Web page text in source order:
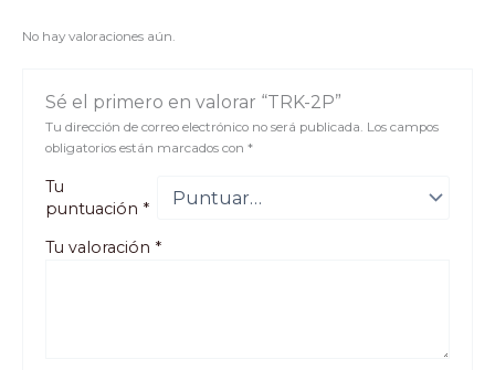
No hay valoraciones aún.
Sé el primero en valorar “TRK-2P”
Tu dirección de correo electrónico no será publicada. Los campos
obligatorios están marcados con *
Tu
puntuación *
Tu valoración *